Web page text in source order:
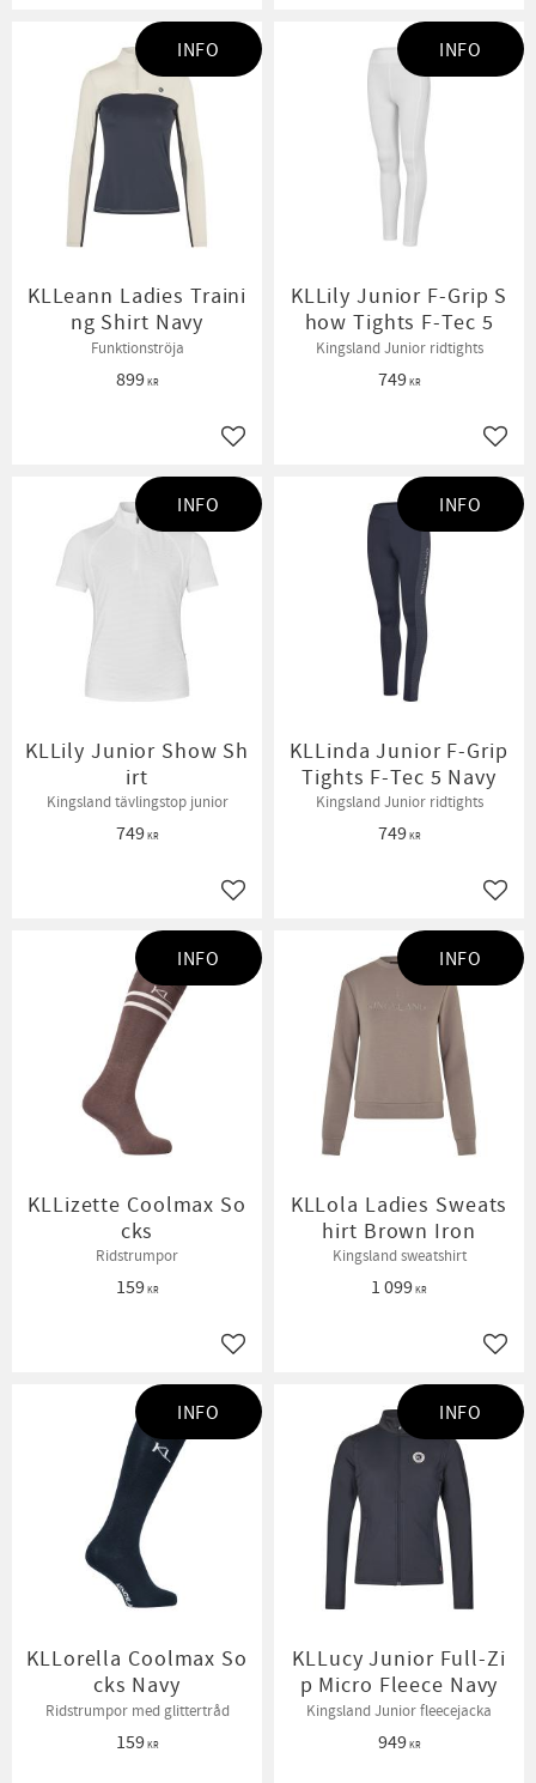
KLLeann Ladies Traini
ng Shirt Navy
Funktionströja
899KR
Lägg till i favoriter
INFO
KLLily Junior F-Grip S
how Tights F-Tec 5
Kingsland Junior ridtights
749KR
INFO
KLLily Junior Show Sh
irt
Kingsland tävlingstop junior
749KR
Lägg till i favoriter
INFO
KLLinda Junior F-Grip
Tights F-Tec 5 Navy
Kingsland Junior ridtights
749KR
INFO
KLLizette Coolmax So
cks
Ridstrumpor
159KR
Lägg till i favoriter
INFO
KLLola Ladies Sweats
hirt Brown Iron
Kingsland sweatshirt
1 099KR
INFO
KLLorella Coolmax So
cks Navy
Ridstrumpor med glittertråd
159KR
INFO
KLLucy Junior Full-Zi
p Micro Fleece Navy
Kingsland Junior fleecejacka
949KR
INFO